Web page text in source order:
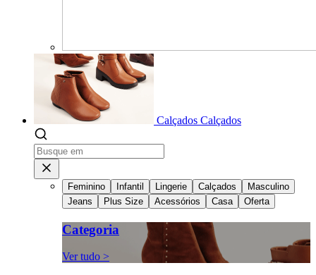
Calçados Calçados
Feminino Infantil Lingerie Calçados
Masculino
Jeans
Plus Size Acessórios Casa Oferta
Categoria
Ver tudo >